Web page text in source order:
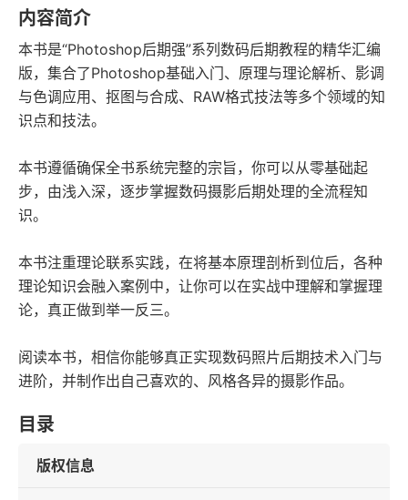
内容简介
本书是“Photoshop后期强”系列数码后期教程的精华汇编
版，集合了Photoshop基础入门、原理与理论解析、影调
与色调应用、抠图与合成、RAW格式技法等多个领域的知
识点和技法。
本书遵循确保全书系统完整的宗旨，你可以从零基础起
步，由浅入深，逐步掌握数码摄影后期处理的全流程知
识。
本书注重理论联系实践，在将基本原理剖析到位后，各种
理论知识会融入案例中，让你可以在实战中理解和掌握理
论，真正做到举一反三。
阅读本书，相信你能够真正实现数码照片后期技术入门与
进阶，并制作出自己喜欢的、风格各异的摄影作品。
目录
版权信息